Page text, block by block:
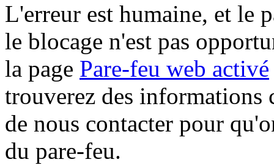
L'erreur est humaine, et le
le blocage n'est pas
la page Pare-feu web activé
trouverez des informations
de nous contacter pour
du pare-feu.